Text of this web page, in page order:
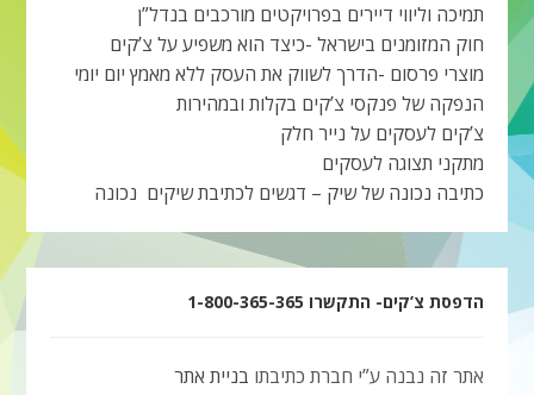
תמיכה וליווי דיירים בפרויקטים מורכבים בנדל”ן
חוק המזומנים בישראל -כיצד הוא משפיע על צ’קים
מוצרי פרסום -הדרך לשווק את העסק ללא מאמץ יום יומי
הנפקה של פנקסי צ’קים בקלות ובמהירות
צ’קים לעסקים על נייר חלק
מתקני תצוגה לעסקים
כתיבה נכונה של שיק – דגשים לכתיבת שיקים נכונה
הדפסת צ’קים- התקשרו 1-800-365-365
אתר זה נבנה ע”י חברת כתיבתו בניית אתר